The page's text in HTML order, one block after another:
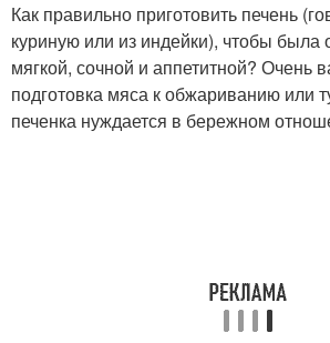
Как правильно приготовить печень
куриную или из индейки), чтобы была
мягкой, сочной и аппетитной? Очень
подготовка мяса к обжариванию или
печенка нуждается в бережном